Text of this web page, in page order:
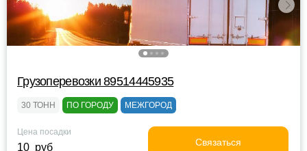
Грузоперевозки 89514445935
30 ТОНН ПО ГОРОДУ МЕЖГОРОД
Цена посадки
10 руб Связаться